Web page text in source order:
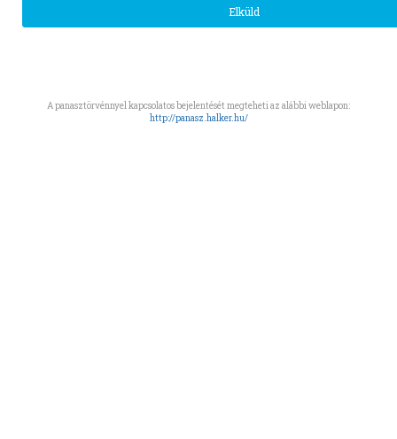
A panasztörvénnyel kapcsolatos bejelentését megteheti az alábbi weblapon:
http://panasz.halker.hu/